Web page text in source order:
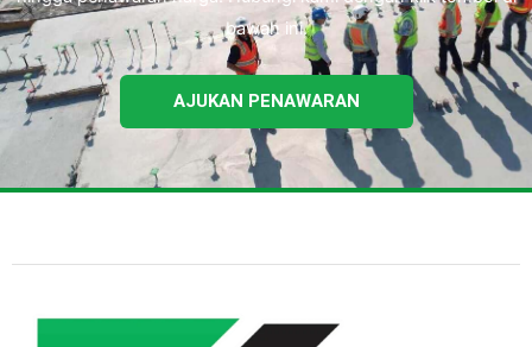
bawah ini.
AJUKAN PENAWARAN